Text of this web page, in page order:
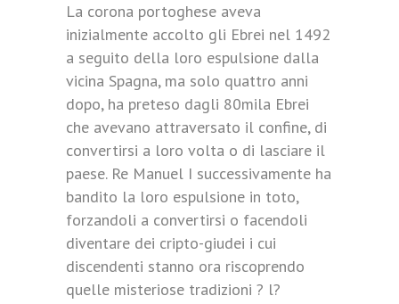
La corona portoghese aveva
inizialmente accolto gli Ebrei nel 1492
a seguito della loro espulsione dalla
vicina Spagna, ma solo quattro anni
dopo, ha preteso dagli 80mila Ebrei
che avevano attraversato il confine, di
convertirsi a loro volta o di lasciare il
paese. Re Manuel I successivamente ha
bandito la loro espulsione in toto,
forzandoli a convertirsi o facendoli
diventare dei cripto-giudei i cui
discendenti stanno ora riscoprendo
quelle misteriose tradizioni ? l?